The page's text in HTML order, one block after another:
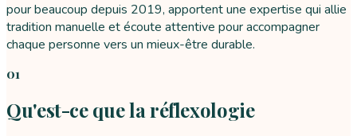
pour beaucoup depuis 2019, apportent une expertise qui allie
tradition manuelle et écoute attentive pour accompagner
chaque personne vers un mieux-être durable.
01
Qu'est-ce que la réflexologie